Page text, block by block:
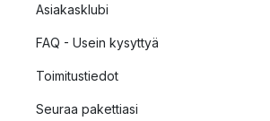
Asiakasklubi
FAQ - Usein kysyttyä
Toimitustiedot
Seuraa pakettiasi